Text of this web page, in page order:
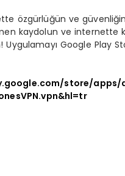
özgürlüğün ve güvenliğin
kaydolun ve internette
Google Play
store/apps/